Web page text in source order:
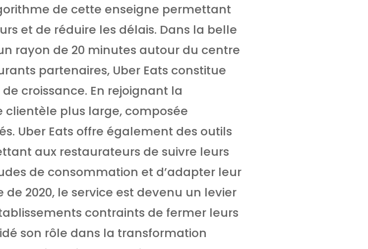
de cette enseigne permettant
et de réduire les délais. Dans la belle
rayon de 20 minutes autour du centre
partenaires, Uber Eats constitue
croissance. En rejoignant la
plus large, composée
Uber Eats offre également des outils
aux restaurateurs de suivre leurs
de consommation et d’adapter leur
2020, le service est devenu un levier
contraints de fermer leurs
son rôle dans la transformation